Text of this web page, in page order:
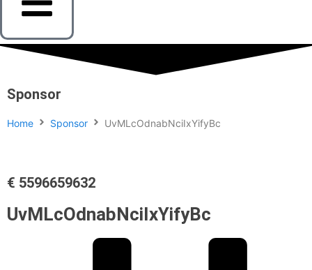
Sponsor
Home Sponsor UvMLcOdnabNciIxYifyBc
€ 5596659632
UvMLcOdnabNciIxYifyBc